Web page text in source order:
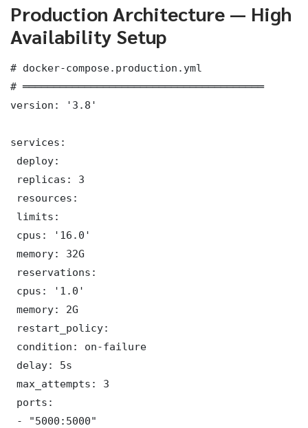
Production Architecture — High
Availability Setup
# docker-compose.production.yml
# ═══════════════════════════════════════
version: '3.8'
services:
deploy:
replicas: 3
resources:
limits:
cpus: '16.0'
memory: 32G
reservations:
cpus: '1.0'
memory: 2G
restart_policy:
condition: on-failure
delay: 5s
max_attempts: 3
ports:
- "5000:5000"